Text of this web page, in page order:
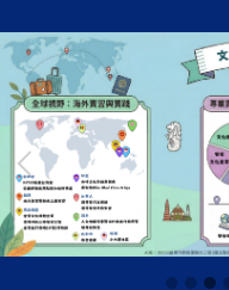
到
主
要
內
容
區